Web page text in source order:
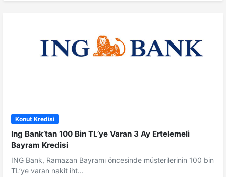
Konut Kredisi
Ing Bank’tan 100 Bin TL’ye Varan 3 Ay Ertelemeli
Bayram Kredisi
ING Bank, Ramazan Bayramı öncesinde müşterilerinin 100 bin
TL’ye varan nakit iht...